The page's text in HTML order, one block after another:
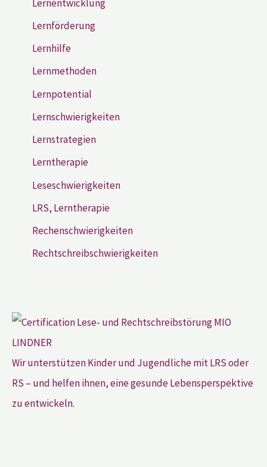
Lernentwicklung
Lernförderung
Lernhilfe
Lernmethoden
Lernpotential
Lernschwierigkeiten
Lernstrategien
Lerntherapie
Leseschwierigkeiten
LRS, Lerntherapie
Rechenschwierigkeiten
Rechtschreibschwierigkeiten
Wir unterstützen Kinder und Jugendliche mit LRS oder
RS – und helfen ihnen, eine gesunde Lebensperspektive
zu entwickeln.